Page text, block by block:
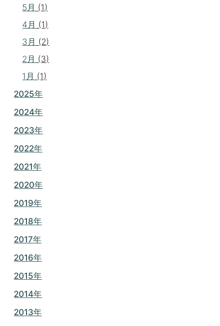
5月 (1)
4月 (1)
3月 (2)
2月 (3)
1月 (1)
2025年
2024年
2023年
2022年
2021年
2020年
2019年
2018年
2017年
2016年
2015年
2014年
2013年